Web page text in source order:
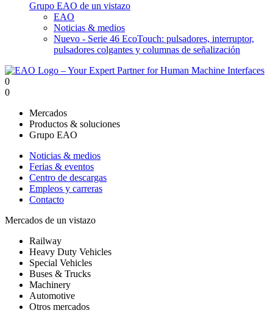
Grupo EAO de un vistazo
EAO
Noticias & medios
Nuevo - Serie 46 EcoTouch: pulsadores, interruptor,
pulsadores colgantes y columnas de señalización
0
0
Mercados
Productos & soluciones
Grupo EAO
Noticias & medios
Ferias & eventos
Centro de descargas
Empleos y carreras
Contacto
Mercados de un vistazo
Railway
Heavy Duty Vehicles
Special Vehicles
Buses & Trucks
Machinery
Automotive
Otros mercados